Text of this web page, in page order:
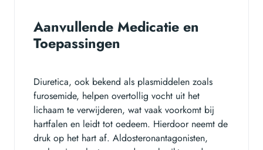
Aanvullende Medicatie en
Toepassingen
Diuretica, ook bekend als plasmiddelen zoals
furosemide, helpen overtollig vocht uit het
lichaam te verwijderen, wat vaak voorkomt bij
hartfalen en leidt tot oedeem. Hierdoor neemt de
druk op het hart af. Aldosteronantagonisten,